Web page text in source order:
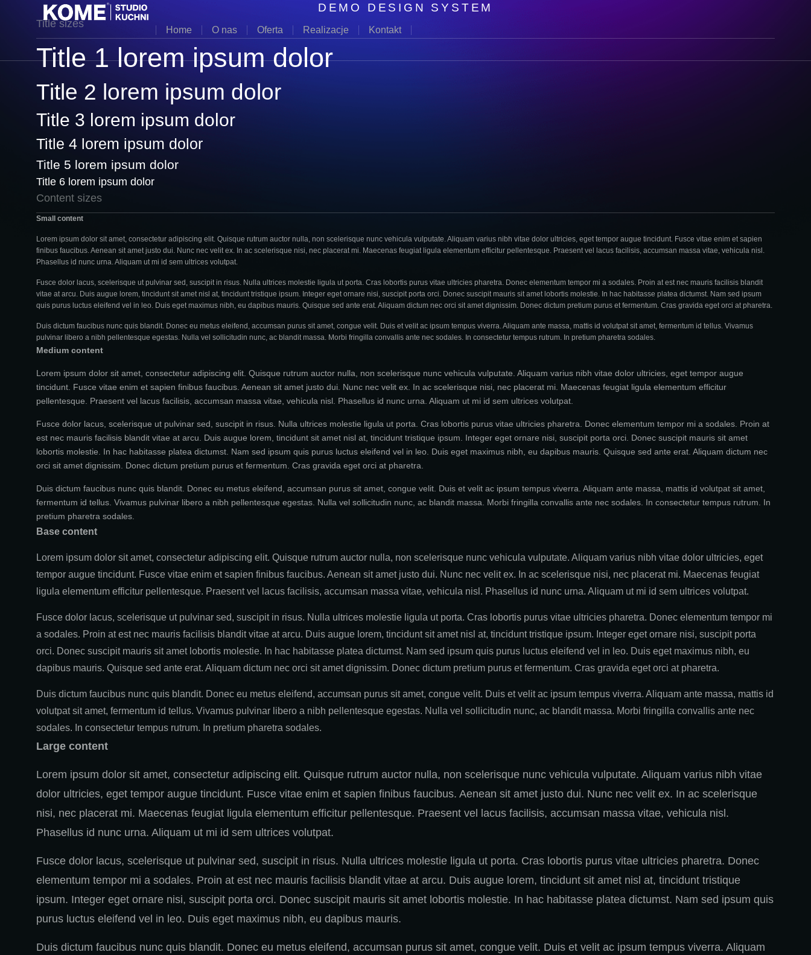
Home O nas Oferta Realizacje Kontakt
DEMO DESIGN SYSTEM
Title sizes
Title 1 lorem ipsum dolor
Title 2 lorem ipsum dolor
Title 3 lorem ipsum dolor
Title 4 lorem ipsum dolor
Title 5 lorem ipsum dolor
Title 6 lorem ipsum dolor
Content sizes
Small content
Lorem ipsum dolor sit amet, consectetur adipiscing elit. Quisque rutrum auctor nulla, non scelerisque nunc vehicula vulputate. Aliquam varius nibh vitae dolor ultricies, eget tempor augue tincidunt. Fusce vitae enim et sapien
finibus faucibus. Aenean sit amet justo dui. Nunc nec velit ex. In ac scelerisque nisi, nec placerat mi. Maecenas feugiat ligula elementum efficitur pellentesque. Praesent vel lacus facilisis, accumsan massa vitae, vehicula nisl.
Phasellus id nunc urna. Aliquam ut mi id sem ultrices volutpat.
Fusce dolor lacus, scelerisque ut pulvinar sed, suscipit in risus. Nulla ultrices molestie ligula ut porta. Cras lobortis purus vitae ultricies pharetra. Donec elementum tempor mi a sodales. Proin at est nec mauris facilisis blandit
vitae at arcu. Duis augue lorem, tincidunt sit amet nisl at, tincidunt tristique ipsum. Integer eget ornare nisi, suscipit porta orci. Donec suscipit mauris sit amet lobortis molestie. In hac habitasse platea dictumst. Nam sed ipsum
quis purus luctus eleifend vel in leo. Duis eget maximus nibh, eu dapibus mauris. Quisque sed ante erat. Aliquam dictum nec orci sit amet dignissim. Donec dictum pretium purus et fermentum. Cras gravida eget orci at pharetra.
Duis dictum faucibus nunc quis blandit. Donec eu metus eleifend, accumsan purus sit amet, congue velit. Duis et velit ac ipsum tempus viverra. Aliquam ante massa, mattis id volutpat sit amet, fermentum id tellus. Vivamus
pulvinar libero a nibh pellentesque egestas. Nulla vel sollicitudin nunc, ac blandit massa. Morbi fringilla convallis ante nec sodales. In consectetur tempus rutrum. In pretium pharetra sodales.
Medium content
Lorem ipsum dolor sit amet, consectetur adipiscing elit. Quisque rutrum auctor nulla, non scelerisque nunc vehicula vulputate. Aliquam varius nibh vitae dolor ultricies, eget tempor augue
tincidunt. Fusce vitae enim et sapien finibus faucibus. Aenean sit amet justo dui. Nunc nec velit ex. In ac scelerisque nisi, nec placerat mi. Maecenas feugiat ligula elementum efficitur
pellentesque. Praesent vel lacus facilisis, accumsan massa vitae, vehicula nisl. Phasellus id nunc urna. Aliquam ut mi id sem ultrices volutpat.
Fusce dolor lacus, scelerisque ut pulvinar sed, suscipit in risus. Nulla ultrices molestie ligula ut porta. Cras lobortis purus vitae ultricies pharetra. Donec elementum tempor mi a sodales. Proin at
est nec mauris facilisis blandit vitae at arcu. Duis augue lorem, tincidunt sit amet nisl at, tincidunt tristique ipsum. Integer eget ornare nisi, suscipit porta orci. Donec suscipit mauris sit amet
lobortis molestie. In hac habitasse platea dictumst. Nam sed ipsum quis purus luctus eleifend vel in leo. Duis eget maximus nibh, eu dapibus mauris. Quisque sed ante erat. Aliquam dictum nec
orci sit amet dignissim. Donec dictum pretium purus et fermentum. Cras gravida eget orci at pharetra.
Duis dictum faucibus nunc quis blandit. Donec eu metus eleifend, accumsan purus sit amet, congue velit. Duis et velit ac ipsum tempus viverra. Aliquam ante massa, mattis id volutpat sit amet,
fermentum id tellus. Vivamus pulvinar libero a nibh pellentesque egestas. Nulla vel sollicitudin nunc, ac blandit massa. Morbi fringilla convallis ante nec sodales. In consectetur tempus rutrum. In
pretium pharetra sodales.
Base content
Lorem ipsum dolor sit amet, consectetur adipiscing elit. Quisque rutrum auctor nulla, non scelerisque nunc vehicula vulputate. Aliquam varius nibh vitae dolor ultricies, eget
tempor augue tincidunt. Fusce vitae enim et sapien finibus faucibus. Aenean sit amet justo dui. Nunc nec velit ex. In ac scelerisque nisi, nec placerat mi. Maecenas feugiat
ligula elementum efficitur pellentesque. Praesent vel lacus facilisis, accumsan massa vitae, vehicula nisl. Phasellus id nunc urna. Aliquam ut mi id sem ultrices volutpat.
Fusce dolor lacus, scelerisque ut pulvinar sed, suscipit in risus. Nulla ultrices molestie ligula ut porta. Cras lobortis purus vitae ultricies pharetra. Donec elementum tempor mi
a sodales. Proin at est nec mauris facilisis blandit vitae at arcu. Duis augue lorem, tincidunt sit amet nisl at, tincidunt tristique ipsum. Integer eget ornare nisi, suscipit porta
orci. Donec suscipit mauris sit amet lobortis molestie. In hac habitasse platea dictumst. Nam sed ipsum quis purus luctus eleifend vel in leo. Duis eget maximus nibh, eu
dapibus mauris. Quisque sed ante erat. Aliquam dictum nec orci sit amet dignissim. Donec dictum pretium purus et fermentum. Cras gravida eget orci at pharetra.
Duis dictum faucibus nunc quis blandit. Donec eu metus eleifend, accumsan purus sit amet, congue velit. Duis et velit ac ipsum tempus viverra. Aliquam ante massa, mattis id
volutpat sit amet, fermentum id tellus. Vivamus pulvinar libero a nibh pellentesque egestas. Nulla vel sollicitudin nunc, ac blandit massa. Morbi fringilla convallis ante nec
sodales. In consectetur tempus rutrum. In pretium pharetra sodales.
Large content
Lorem ipsum dolor sit amet, consectetur adipiscing elit. Quisque rutrum auctor nulla, non scelerisque nunc vehicula vulputate. Aliquam varius nibh vitae
dolor ultricies, eget tempor augue tincidunt. Fusce vitae enim et sapien finibus faucibus. Aenean sit amet justo dui. Nunc nec velit ex. In ac scelerisque
nisi, nec placerat mi. Maecenas feugiat ligula elementum efficitur pellentesque. Praesent vel lacus facilisis, accumsan massa vitae, vehicula nisl.
Phasellus id nunc urna. Aliquam ut mi id sem ultrices volutpat.
Fusce dolor lacus, scelerisque ut pulvinar sed, suscipit in risus. Nulla ultrices molestie ligula ut porta. Cras lobortis purus vitae ultricies pharetra. Donec
elementum tempor mi a sodales. Proin at est nec mauris facilisis blandit vitae at arcu. Duis augue lorem, tincidunt sit amet nisl at, tincidunt tristique
ipsum. Integer eget ornare nisi, suscipit porta orci. Donec suscipit mauris sit amet lobortis molestie. In hac habitasse platea dictumst. Nam sed ipsum quis
purus luctus eleifend vel in leo. Duis eget maximus nibh, eu dapibus mauris.
Duis dictum faucibus nunc quis blandit. Donec eu metus eleifend, accumsan purus sit amet, congue velit. Duis et velit ac ipsum tempus viverra. Aliquam